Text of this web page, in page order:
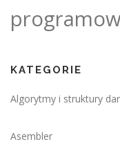
KATEGORIE
Algorytmy i struktury
Asembler